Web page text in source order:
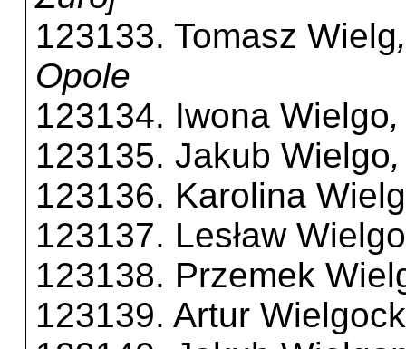
123133. Tomasz Wielg
Opole
123134. Iwona Wielgo
123135. Jakub Wielgo
123136. Karolina
123137. Lesław Wielgo
123138. Przemek
123139. Artur